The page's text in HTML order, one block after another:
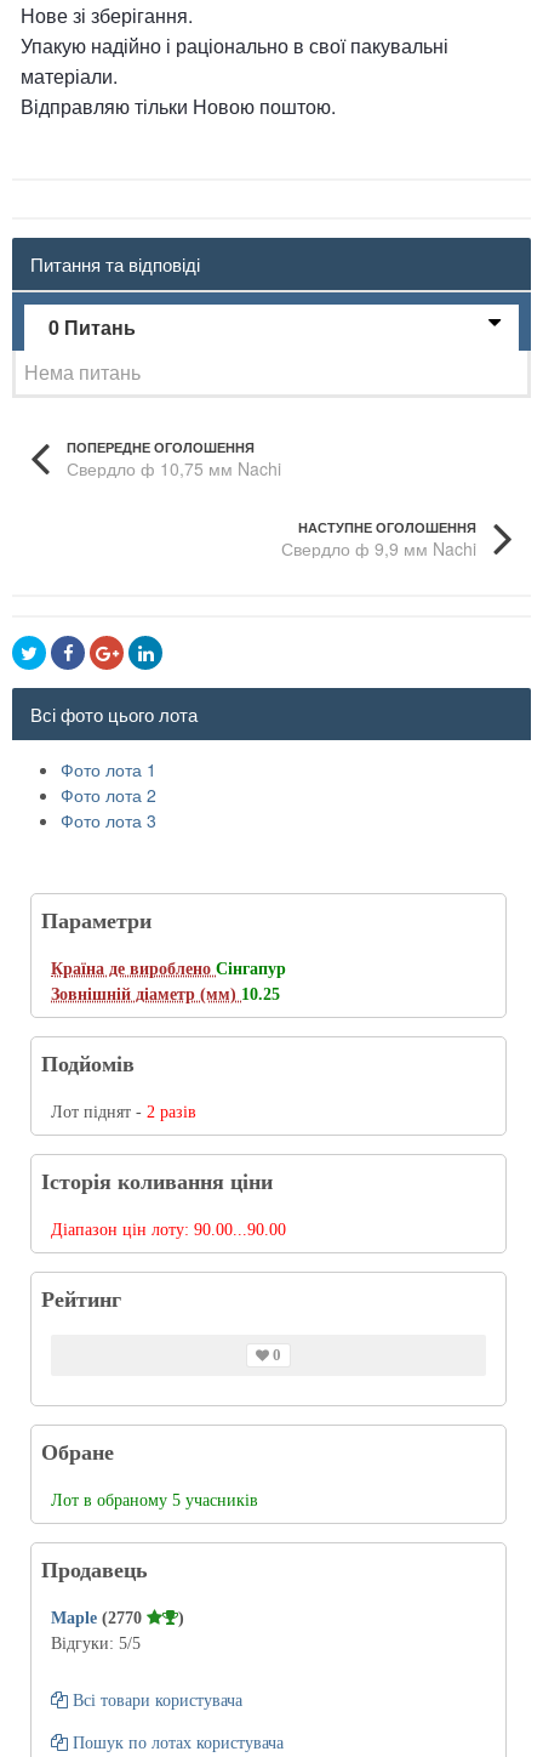
Нове зі зберігання.
Упакую надійно і раціонально в свої пакувальні
матеріали.
Відправляю тільки Новою поштою.
Питання та відповіді
0 Питань
Нема питань
ПОПЕРЕДНЕ ОГОЛОШЕННЯ
Свердло ф 10,75 мм Nachi
НАСТУПНЕ ОГОЛОШЕННЯ
Свердло ф 9,9 мм Nachi
Всі фото цього лота
Фото лота 1
Фото лота 2
Фото лота 3
Параметри
Країна де вироблено Сінгапур
Зовнішній діаметр (мм) 10.25
Подйомів
Лот піднят - 2 разів
Історія коливання ціни
Діапазон цін лоту: 90.00...90.00
Рейтинг
0
Обране
Лот в обраному 5 учасників
Продавець
Maple (2770
)
Відгуки: 5/5
Всі товари користувача
Пошук по лотах користувача